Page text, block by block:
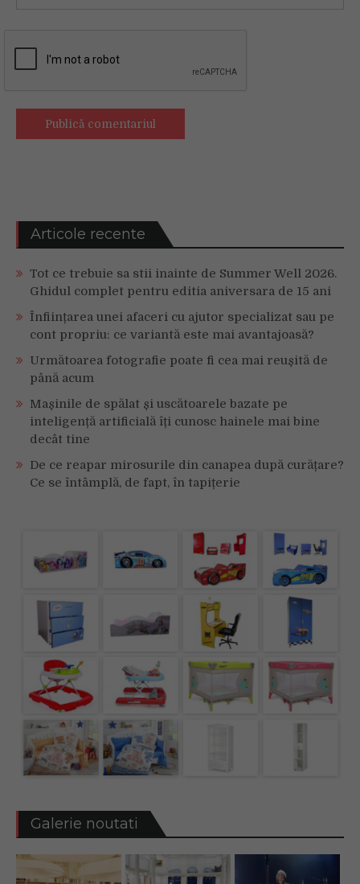
Articole recente
Tot ce trebuie sa stii inainte de Summer Well 2026.
Ghidul complet pentru editia aniversara de 15 ani
Înființarea unei afaceri cu ajutor specializat sau pe
cont propriu: ce variantă este mai avantajoasă?
Următoarea fotografie poate fi cea mai reușită de
până acum
Mașinile de spălat și uscătoarele bazate pe
inteligență artificială îți cunosc hainele mai bine
decât tine
De ce reapar mirosurile din canapea după curățare?
Ce se întâmplă, de fapt, în tapițerie
Galerie noutati